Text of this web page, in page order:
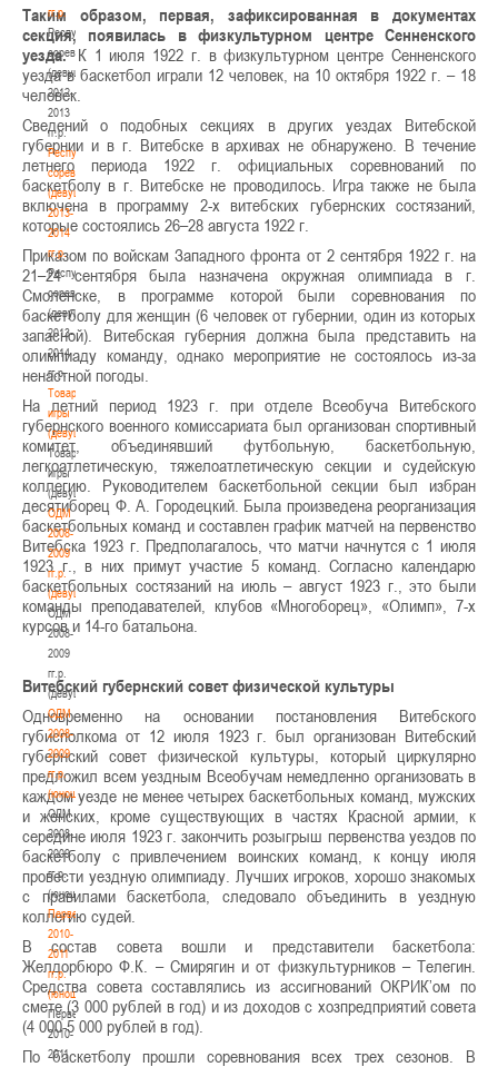
гг.р.
Республиканские
соревнования
(девушки)
2012-
2013
гг.р.
Республиканские
соревнования
(девушки)
2013-
2014
гг.р.
Республиканские
соревнования
(девушки)
2013-
2014
гг.р.
Товарищеские
игры
(девушки)
Товарищеские
игры
(девушки)
ОДМ
2008-
2009
гг.р.
(девушки)
ОДМ
2008-
2009
гг.р.
(девушки)
ОДМ
2008-
2009
гг.р.
(юноши)
ОДМ
2008-
2009
гг.р.
(юноши)
Первенство
2010-
2011
гг.р.
(юноши)
Первенство
2010-
2011
Таким образом, первая, зафиксированная в документах
секция, появилась в физкультурном центре Сенненского
уезда.К 1 июля 1922 г. в физкультурном центре Сенненского
уезда в баскетбол играли 12 человек, на 10 октября 1922 г. – 18
человек.
Сведений о подобных секциях в других уездах Витебской
губернии и в г. Витебске в архивах не обнаружено. В течение
летнего периода 1922 г. официальных соревнований по
баскетболу в г. Витебске не проводилось. Игра также не была
включена в программу 2-х витебских губернских состязаний,
которые состоялись 26–28 августа 1922 г.
Приказом по войскам Западного фронта от 2 сентября 1922 г. на
21–24 сентября была назначена окружная олимпиада в г.
Смоленске, в программе которой были соревнования по
баскетболу для женщин (6 человек от губернии, один из которых
запасной). Витебская губерния должна была представить на
олимпиаду команду, однако мероприятие не состоялось из-за
ненастной погоды.
На летний период 1923 г. при отделе Всеобуча Витебского
губернского военного комиссариата был организован спортивный
комитет, объединявший футбольную, баскетбольную,
легкоатлетическую, тяжелоатлетическую секции и судейскую
коллегию. Руководителем баскетбольной секции был избран
десятиборец Ф. А. Городецкий. Была произведена реорганизация
баскетбольных команд и составлен график матчей на первенство
Витебска 1923 г. Предполагалось, что матчи начнутся с 1 июля
1923 г., в них примут участие 5 команд. Согласно календарю
баскетбольных состязаний на июль – август 1923 г., это были
команды преподавателей, клубов «Многоборец», «Олимп», 7-х
курсов и 14-го батальона.
Витебский губернский совет физической культуры
Одновременно на основании постановления Витебского
губисполкома от 12 июля 1923 г. был организован Витебский
губернский совет физической культуры, который циркулярно
предложил всем уездным Всеобучам немедленно организовать в
каждом уезде не менее четырех баскетбольных команд, мужских
и женских, кроме существующих в частях Красной армии, к
середине июля 1923 г. закончить розыгрыш первенства уездов по
баскетболу с привлечением воинских команд, к концу июля
провести уездную олимпиаду. Лучших игроков, хорошо знакомых
с правилами баскетбола, следовало объединить в уездную
коллегию судей.
В состав совета вошли и представители баскетбола:
Желдорбюро Ф.К. – Смирягин и от физкультурников – Телегин.
Средства совета составлялись из ассигнований ОКРИК’ом по
смете (3 000 рублей в год) и из доходов с хозпредприятий совета
(4 000-5 000 рублей в год).
По баскетболу прошли соревнования всех трех сезонов. В